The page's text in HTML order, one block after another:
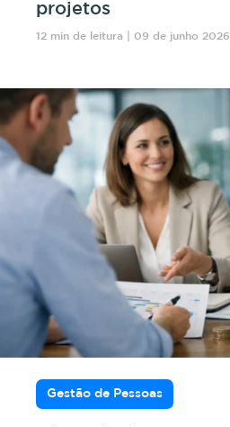
projetos
12 min de leitura | 09 de junho 2026
Gestão de Pessoas